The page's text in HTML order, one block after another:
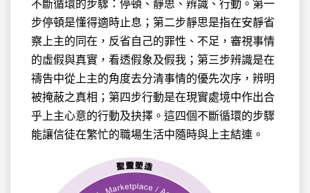
不斷循環的步驟：停頓、靜思、辨識、行動。第一
步停頓是懂得適時止息；第二步靜思是指在安靜省
察上主的同在，反省自己的罪性、不足，審視事情
的虛假與真實，看透假象及假我；第三步辨識是在
禱告中從上主的角度去分清事情的優先次序，辨明
被掩蔽之真相；第四步行動是在現實處境中作出合
乎上主心意的行動及抉擇。這四個不斷循環的步驟
能讓信徒在繁忙的職場生活中隨時與上主結連。